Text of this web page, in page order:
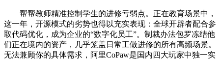
帮帮教师精准控制学生的进修亏弱点。正在教育场景中，
这一年，开源模式的劣势也得以充实表现：全球开辟者配合参
取代码优化，成为企业的“数字化员工”。制裁办法包罗冻结他
们正在境内的资产，几乎笼盖日常工做进修的所有高频场景。
无法兼顾你的具体需求，阿里CoPaw是国内四大玩家中独一实